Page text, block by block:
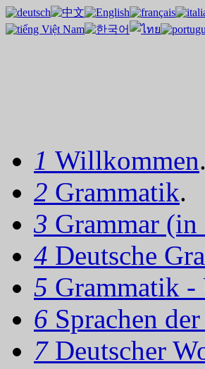
1 Willkommen.
2 Grammatik.
3 Grammar
4 Deutsche
5 Grammatik -
6 Sprachen
7 Deutscher